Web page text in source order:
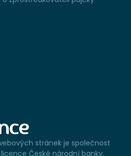
stránek je společnost
České národní banky.